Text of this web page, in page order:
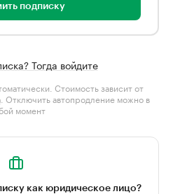
подписку
Тогда войдите
Стоимость зависит от
. Отключить автопродление можно в
момент
как юридическое лицо?